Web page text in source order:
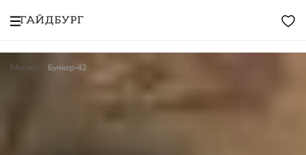
Москва Бункер-42